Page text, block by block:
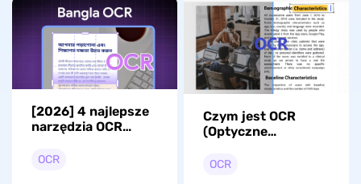
[2026] 4 najlepsze
narzędzia OCR
wyodrębniania
OCR
Czym jest OCR
(Optyczne
Znaków): Wszystko,
OCR